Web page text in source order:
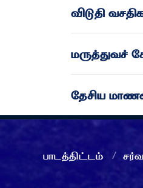
விடுதி
மருத்துவச்
தேசிய
பாடத்திட்டம்